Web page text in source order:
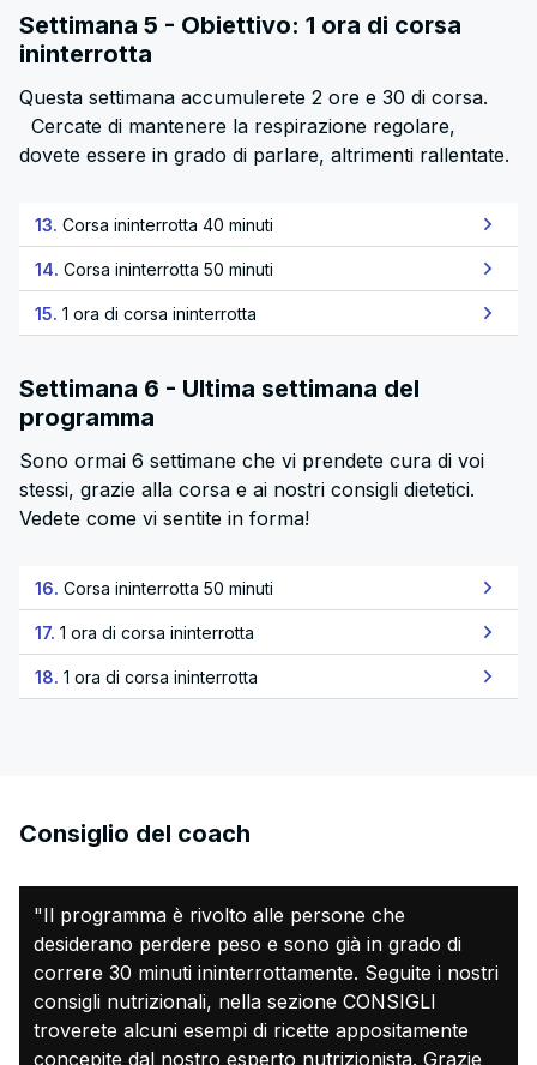
Settimana 5 - Obiettivo: 1 ora di corsa
ininterrotta
Questa settimana accumulerete 2 ore e 30 di corsa.
Cercate di mantenere la respirazione regolare,
dovete essere in grado di parlare, altrimenti rallentate.
13. Corsa ininterrotta 40 minuti
14. Corsa ininterrotta 50 minuti
15. 1 ora di corsa ininterrotta
Settimana 6 - Ultima settimana del
programma
Sono ormai 6 settimane che vi prendete cura di voi
stessi, grazie alla corsa e ai nostri consigli dietetici.
Vedete come vi sentite in forma!
16. Corsa ininterrotta 50 minuti
17. 1 ora di corsa ininterrotta
18. 1 ora di corsa ininterrotta
Consiglio del coach
"Il programma è rivolto alle persone che
desiderano perdere peso e sono già in grado di
correre 30 minuti ininterrottamente. Seguite i nostri
consigli nutrizionali, nella sezione CONSIGLI
troverete alcuni esempi di ricette appositamente
concepite dal nostro esperto nutrizionista. Grazie